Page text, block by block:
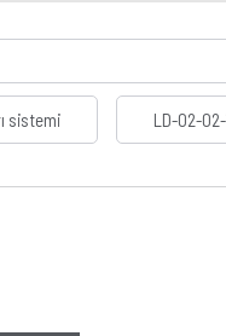
sistemi LD-02-